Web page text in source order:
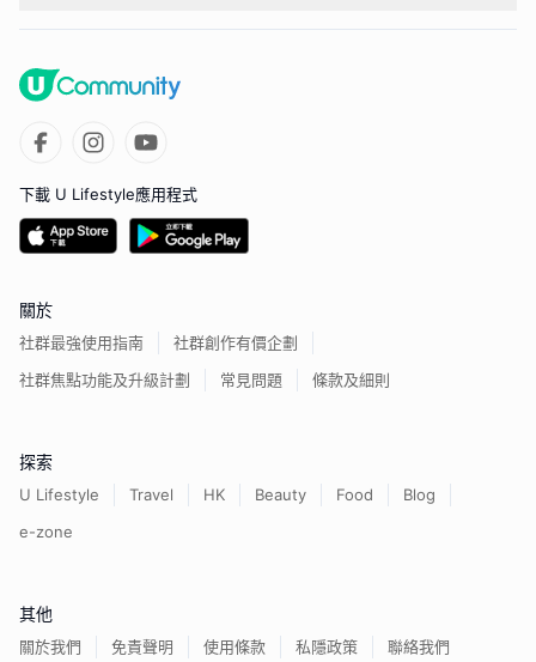
下載 U Lifestyle應用程式
關於
社群最強使用指南
社群創作有價企劃
社群焦點功能及升級計劃
常見問題 條款及細則
探索
U Lifestyle Travel HK Beauty Food
Blog
e-zone
其他
關於我們 免責聲明 使用條款 私隱政策 聯絡我們